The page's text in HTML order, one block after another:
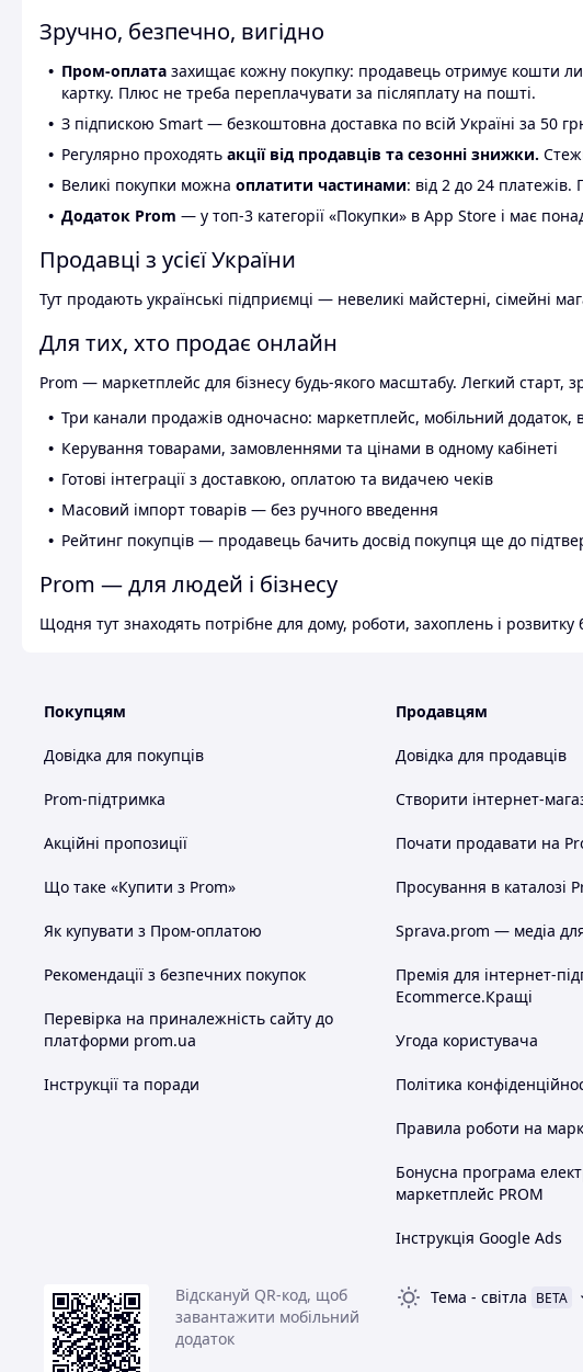
Зручно, безпечно, вигідно
Пром-оплата захищає кожну покупку: продавець отримує кошти
картку. Плюс не треба переплачувати за післяплату на пошті.
З підпискою Smart — безкоштовна доставка по всій Україні за 50
Регулярно проходять акції від продавців та сезонні знижки.
Великі покупки можна оплатити частинами: від 2 до 24 платежів.
Додаток Prom — у топ-3 категорії «Покупки» в App Store і має
Продавці з усієї України
Тут продають українські підприємці — невеликі майстерні, сімейні
Для тих, хто продає онлайн
Prom — маркетплейс для бізнесу будь-якого масштабу. Легкий старт,
Три канали продажів одночасно: маркетплейс, мобільний додаток,
Керування товарами, замовленнями та цінами в одному кабінеті
Готові інтеграції з доставкою, оплатою та видачею чеків
Масовий імпорт товарів — без ручного введення
Рейтинг покупців — продавець бачить досвід покупця ще до
Prom — для людей і бізнесу
Щодня тут знаходять потрібне для дому, роботи, захоплень і
Покупцям
Довідка для покупців
Prom-підтримка
Акційні пропозиції
Що таке «Купити з Prom»
Як купувати з Пром-оплатою
Рекомендації з безпечних покупок
Перевірка на приналежність сайту до
платформи prom.ua
Інструкції та поради
Продавцям
Довідка для продавців
Створити інтернет-
Почати продавати на
Просування в каталозі
Sprava.prom — медіа
Премія для інтернет-
Ecommerce.Кращі
Угода користувача
Політика
Правила роботи на
Бонусна програма
маркетплейс PROM
Інструкція Google Ads
Відскануй QR-код, щоб
завантажити мобільний
додаток
Тема - світла BETA